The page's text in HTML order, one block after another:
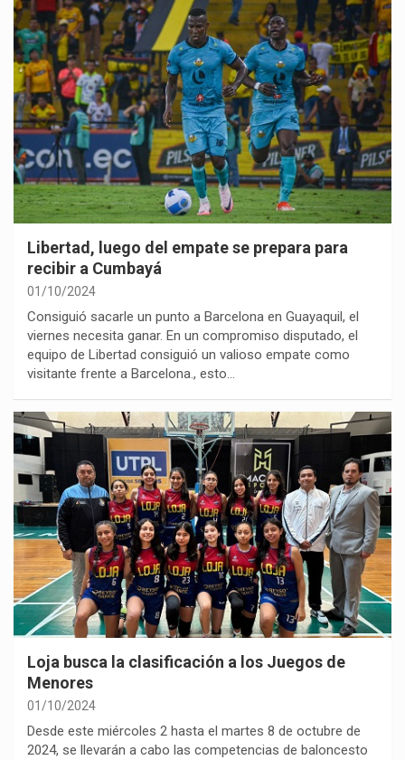
Libertad, luego del empate se prepara para
recibir a Cumbayá
01/10/2024
Consiguió sacarle un punto a Barcelona en Guayaquil, el
viernes necesita ganar. En un compromiso disputado, el
equipo de Libertad consiguió un valioso empate como
visitante frente a Barcelona., esto…
Loja busca la clasificación a los Juegos de
Menores
01/10/2024
Desde este miércoles 2 hasta el martes 8 de octubre de
2024, se llevarán a cabo las competencias de baloncesto